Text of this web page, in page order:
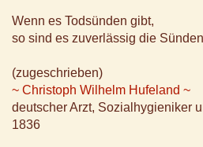
Wenn es Todsünden gibt,
so sind es zuverlässig die
(zugeschrieben)
~ Christoph Wilhelm Hufeland ~
deutscher Arzt, Sozialhygieniker
1836